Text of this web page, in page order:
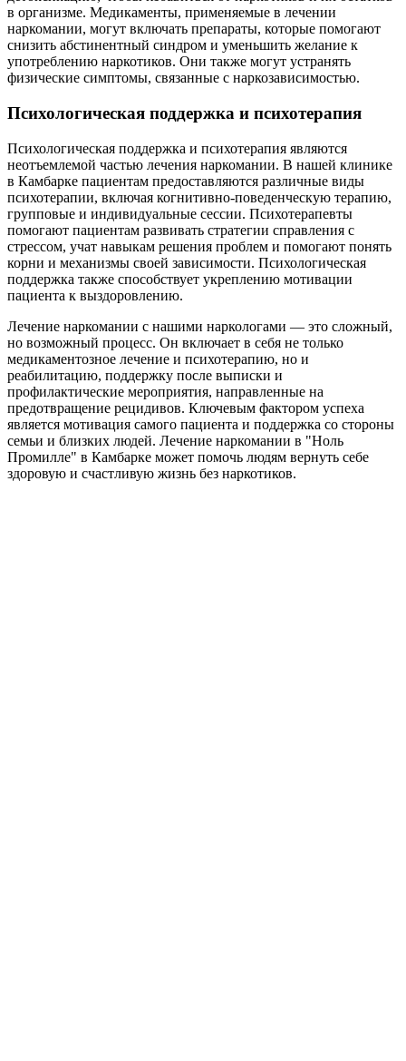
в организме. Медикаменты, применяемые в лечении
наркомании, могут включать препараты, которые помогают
снизить абстинентный синдром и уменьшить желание к
употреблению наркотиков. Они также могут устранять
физические симптомы, связанные с наркозависимостью.
Психологическая поддержка и психотерапия
Психологическая поддержка и психотерапия являются
неотъемлемой частью лечения наркомании. В нашей клинике
в Камбарке пациентам предоставляются различные виды
психотерапии, включая когнитивно-поведенческую терапию,
групповые и индивидуальные сессии. Психотерапевты
помогают пациентам развивать стратегии справления с
стрессом, учат навыкам решения проблем и помогают понять
корни и механизмы своей зависимости. Психологическая
поддержка также способствует укреплению мотивации
пациента к выздоровлению.
Лечение наркомании с нашими наркологами — это сложный,
но возможный процесс. Он включает в себя не только
медикаментозное лечение и психотерапию, но и
реабилитацию, поддержку после выписки и
профилактические мероприятия, направленные на
предотвращение рецидивов. Ключевым фактором успеха
является мотивация самого пациента и поддержка со стороны
семьи и близких людей. Лечение наркомании в "Ноль
Промилле" в Камбарке может помочь людям вернуть себе
здоровую и счастливую жизнь без наркотиков.